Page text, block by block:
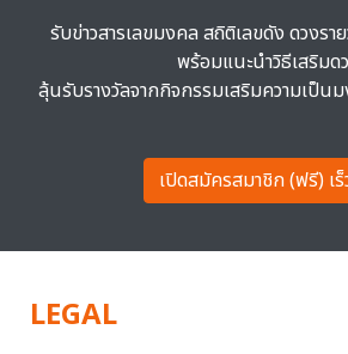
รับข่าวสารเลขมงคล สถิติเลขดัง ดวงรา
พร้อมแนะนำวิธีเสริมด
ลุ้นรับรางวัลจากกิจกรรมเสริมความเป็น
เปิดสมัครสมาชิก (ฟรี) เ
LEGAL